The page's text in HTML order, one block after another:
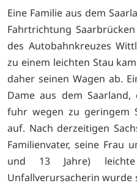
Eine Familie aus dem
Fahrtrichtung
des Autobahnkreuzes
zu einem leichten Stau
daher seinen Wagen ab.
Dame aus dem
fuhr wegen zu geringem
auf. Nach derzeitigen
Familienvater, seine Frau
und 13 Jahre)
Unfallverursacherin wurde